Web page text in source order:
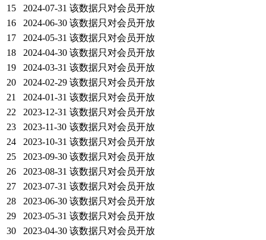
15
2024-07-31 该数据只对会员开放
16
2024-06-30 该数据只对会员开放
17
2024-05-31 该数据只对会员开放
18
2024-04-30 该数据只对会员开放
19
2024-03-31 该数据只对会员开放
20
2024-02-29 该数据只对会员开放
21
2024-01-31 该数据只对会员开放
22
2023-12-31 该数据只对会员开放
23
2023-11-30 该数据只对会员开放
24
2023-10-31 该数据只对会员开放
25
2023-09-30 该数据只对会员开放
26
2023-08-31 该数据只对会员开放
27
2023-07-31 该数据只对会员开放
28
2023-06-30 该数据只对会员开放
29
2023-05-31 该数据只对会员开放
30
2023-04-30 该数据只对会员开放